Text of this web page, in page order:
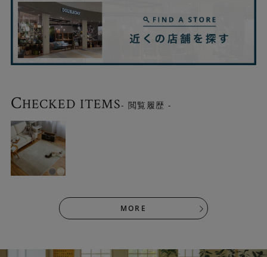
インテリア性にもこだわった美しいグラデーションが特徴
で、ナチュラルからエレガントな空間まで幅広くコーディ
ネートできます。
CHECKED ITEMS- 閲覧履歴 -
MORE